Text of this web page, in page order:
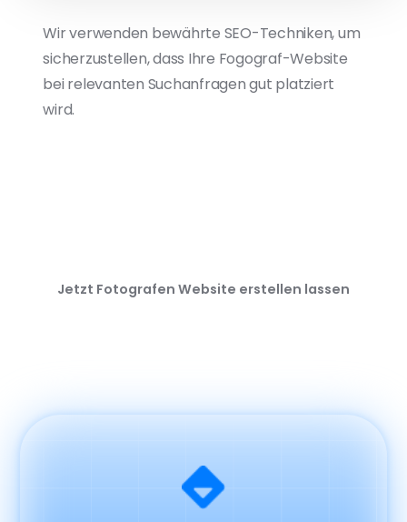
Wir verwenden bewährte SEO-Techniken, um
sicherzustellen, dass Ihre Fogograf-Website
bei relevanten Suchanfragen gut platziert
wird.
Jetzt Fotografen Website erstellen lassen